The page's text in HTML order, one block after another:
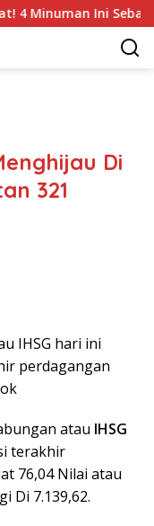
Ini Sebaiknya
Di
321
IHSG hari ini
perdagangan
atau IHSG
terakhir
76,04 Nilai atau
Di 7.139,62.